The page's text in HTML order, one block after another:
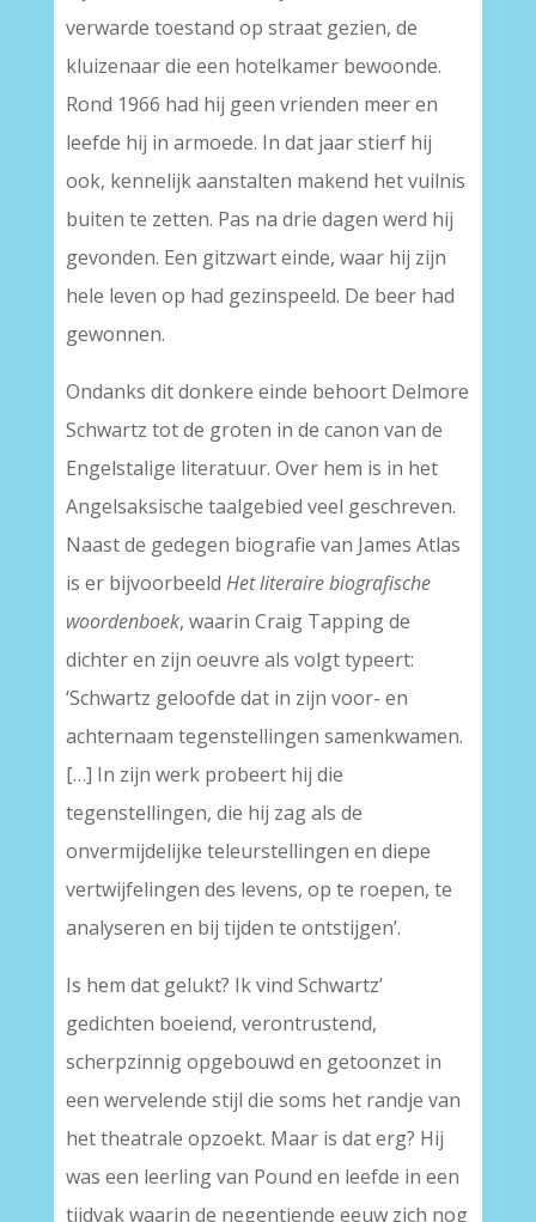
verwarde toestand op straat gezien, de
kluizenaar die een hotelkamer bewoonde.
Rond 1966 had hij geen vrienden meer en
leefde hij in armoede. In dat jaar stierf hij
ook, kennelijk aanstalten makend het vuilnis
buiten te zetten. Pas na drie dagen werd hij
gevonden. Een gitzwart einde, waar hij zijn
hele leven op had gezinspeeld. De beer had
gewonnen.
Ondanks dit donkere einde behoort Delmore
Schwartz tot de groten in de canon van de
Engelstalige literatuur. Over hem is in het
Angelsaksische taalgebied veel geschreven.
Naast de gedegen biografie van James Atlas
is er bijvoorbeeld Het literaire biografische
woordenboek, waarin Craig Tapping de
dichter en zijn oeuvre als volgt typeert:
‘Schwartz geloofde dat in zijn voor- en
achternaam tegenstellingen samenkwamen.
[…] In zijn werk probeert hij die
tegenstellingen, die hij zag als de
onvermijdelijke teleurstellingen en diepe
vertwijfelingen des levens, op te roepen, te
analyseren en bij tijden te ontstijgen’.
Is hem dat gelukt? Ik vind Schwartz’
gedichten boeiend, verontrustend,
scherpzinnig opgebouwd en getoonzet in
een wervelende stijl die soms het randje van
het theatrale opzoekt. Maar is dat erg? Hij
was een leerling van Pound en leefde in een
tijdvak waarin de negentiende eeuw zich nog